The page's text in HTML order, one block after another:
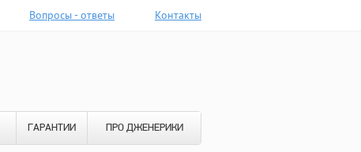
Вопросы - ответы Контакты
ГАРАНТИИ ПРО ДЖЕНЕРИКИ